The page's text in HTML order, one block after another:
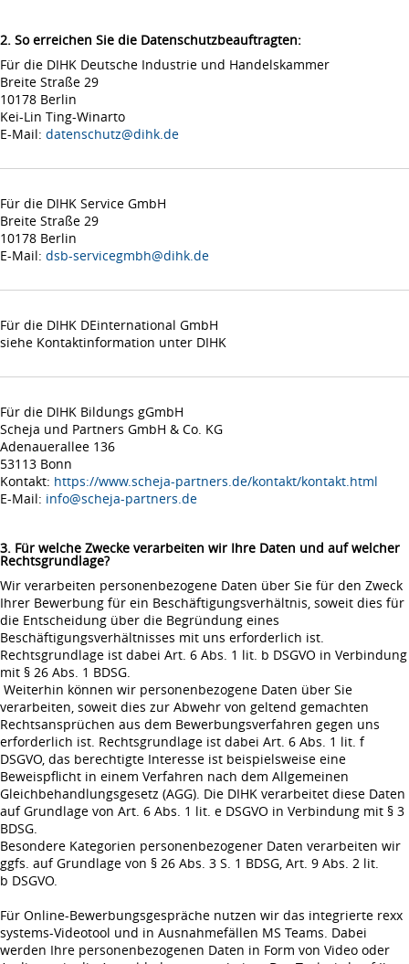
2. So erreichen Sie die Datenschutzbeauftragten:
Für die DIHK Deutsche Industrie und Handelskammer
Breite Straße 29
10178 Berlin
Kei-Lin Ting-Winarto
E-Mail: datenschutz@dihk.de
Für die DIHK Service GmbH
Breite Straße 29
10178 Berlin
E-Mail: dsb-servicegmbh@dihk.de
Für die DIHK DEinternational GmbH
siehe Kontaktinformation unter DIHK
Für die DIHK Bildungs gGmbH
Scheja und Partners GmbH & Co. KG
Adenauerallee 136
53113 Bonn
Kontakt: https://www.scheja-partners.de/kontakt/kontakt.html
E-Mail: info@scheja-partners.de
3. Für welche Zwecke verarbeiten wir Ihre Daten und auf welcher
Rechtsgrundlage?
Wir verarbeiten personenbezogene Daten über Sie für den Zweck
Ihrer Bewerbung für ein Beschäftigungsverhältnis, soweit dies für
die Entscheidung über die Begründung eines
Beschäftigungsverhältnisses mit uns erforderlich ist.
Rechtsgrundlage ist dabei Art. 6 Abs. 1 lit. b DSGVO in Verbindung
mit § 26 Abs. 1 BDSG.
Weiterhin können wir personenbezogene Daten über Sie
verarbeiten, soweit dies zur Abwehr von geltend gemachten
Rechtsansprüchen aus dem Bewerbungsverfahren gegen uns
erforderlich ist. Rechtsgrundlage ist dabei Art. 6 Abs. 1 lit. f
DSGVO, das berechtigte Interesse ist beispielsweise eine
Beweispflicht in einem Verfahren nach dem Allgemeinen
Gleichbehandlungsgesetz (AGG). Die DIHK verarbeitet diese Daten
auf Grundlage von Art. 6 Abs. 1 lit. e DSGVO in Verbindung mit § 3
BDSG.
Besondere Kategorien personenbezogener Daten verarbeiten wir
ggfs. auf Grundlage von § 26 Abs. 3 S. 1 BDSG, Art. 9 Abs. 2 lit.
b DSGVO.
Für Online-Bewerbungsgespräche nutzen wir das integrierte rexx
systems-Videotool und in Ausnahmefällen MS Teams. Dabei
werden Ihre personenbezogenen Daten in Form von Video oder